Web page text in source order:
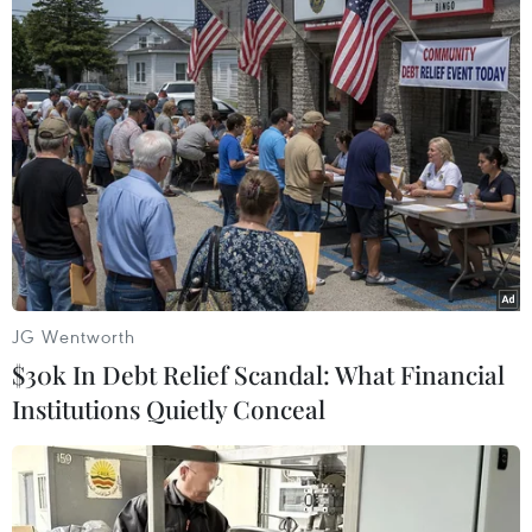
Phú Yên: Truy tìm tàu chở hàng đâm chìm
tàu cá rồi bỏ chạy
12/04/2020 12:59
JG Wentworth
$30k In Debt Relief Scandal: What Financial
Institutions Quietly Conceal